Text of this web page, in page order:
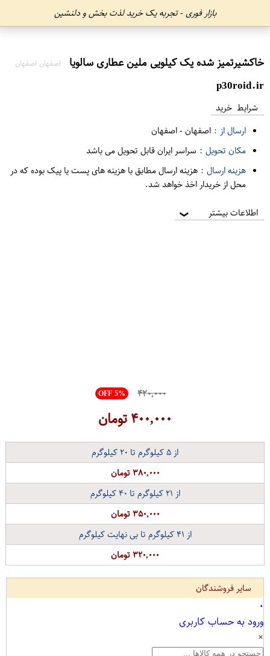
بازار فوری - تجربه یک خرید لذت بخش و دلنشین
خاکشیرتمیز شده یک کیلویی ملین عطاری سالویا اصفهان اصفهان
p30roid.ir
شرایط خرید
ارسال از : اصفهان-اصفهان
مکان تحویل : سراسر ایران قابل تحویل می باشد
هزینه ارسال : هزینه ارسال مطابق با هزینه های پست یا پیک بوده که در
محل از خریدار اخذ خواهد شد.
اطلاعات بیشتر ❯
OFF 5% ۴۲۰,۰۰۰
۴۰۰,۰۰۰تومان
از ۵کیلوگرم تا ۲۰ کیلوگرم
۳۸۰,۰۰۰ تومان
از ۲۱ کیلوگرم تا ۴۰ کیلوگرم
۳۵۰,۰۰۰ تومان
از ۴۱ کیلوگرم تا بی نهایت کیلوگرم
۳۲۰,۰۰۰ تومان
سایر فروشندگان
۰
ورود به حساب کاربری
×